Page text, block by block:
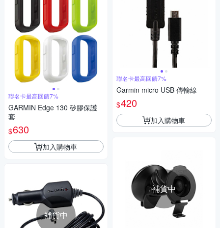
聯名卡最高回饋7%
GARMIN Edge 130 矽膠保護
套
$630
加入購物車
補貨中
聯名卡最高回饋7%
Garmin micro USB 傳輸線
$420
加入購物車
補貨中